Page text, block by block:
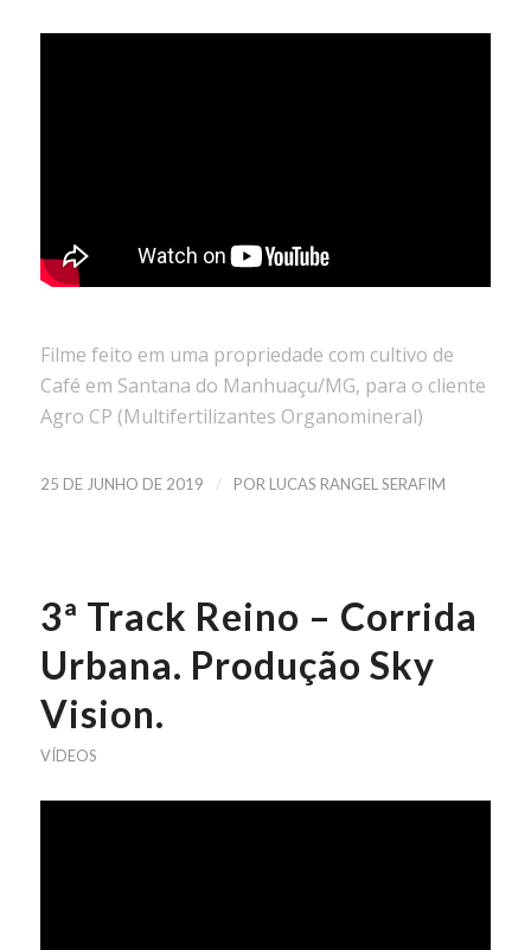
Filme feito em uma propriedade com cultivo de
Café em Santana do Manhuaçu/MG, para o cliente
Agro CP (Multifertilizantes Organomineral)
25 DE JUNHO DE 2019 / POR LUCAS RANGEL SERAFIM
3ª Track Reino – Corrida
Urbana. Produção Sky
Vision.
VÍDEOS